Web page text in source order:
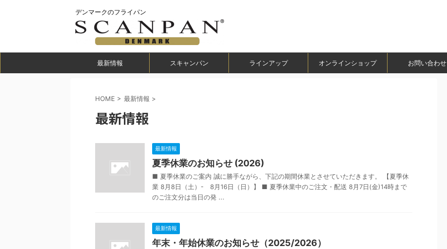
デンマークのフライパン
最新情報 スキャンパン ラインアップ オンラインショップ お問い合わせ
HOME > 最新情報 >
最新情報
最新情報
夏季休業のお知らせ (2026)
■ 夏季休業のご案内 誠に勝手ながら、下記の期間休業とさせていただきます。 【夏季休
業 8月8日（土）- 8月16日（日）】 ■ 夏季休業中のご注文・配送 8月7日(金)14時まで
のご注文分は当日の発 ...
最新情報
年末・年始休業のお知らせ（2025/2026）